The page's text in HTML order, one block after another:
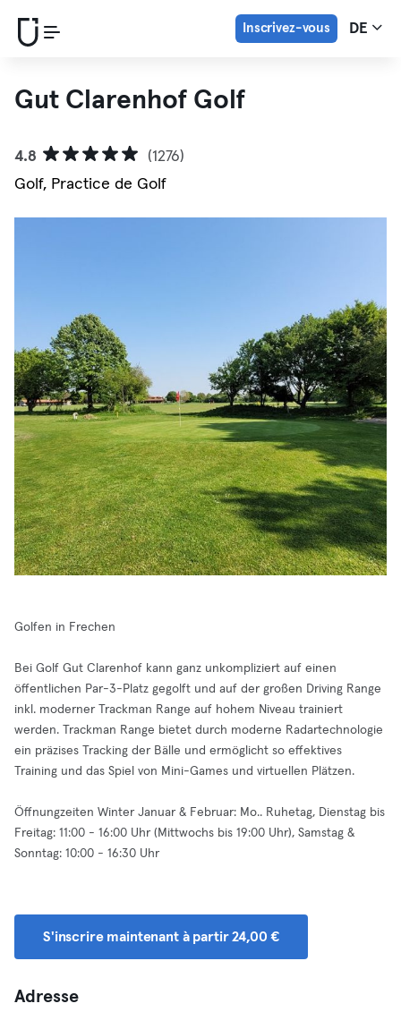
Inscrivez-vous DE
Gut Clarenhof Golf
4.8
(1276)
Golf, Practice de Golf
Golfen in Frechen
Bei Golf Gut Clarenhof kann ganz unkompliziert auf einen
öffentlichen Par-3-Platz gegolft und auf der großen Driving Range
inkl. moderner Trackman Range auf hohem Niveau trainiert
werden. Trackman Range bietet durch moderne Radartechnologie
ein präzises Tracking der Bälle und ermöglicht so effektives
Training und das Spiel von Mini-Games und virtuellen Plätzen.
Öffnungzeiten Winter Januar & Februar: Mo.. Ruhetag, Dienstag bis
Freitag: 11:00 - 16:00 Uhr (Mittwochs bis 19:00 Uhr), Samstag &
Sonntag: 10:00 - 16:30 Uhr
S'inscrire maintenant à partir 24,00 €
Adresse